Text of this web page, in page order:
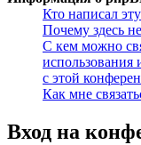
Кто написал
Почему здесь
С кем можно
использования
с этой
Как мне
Вход на